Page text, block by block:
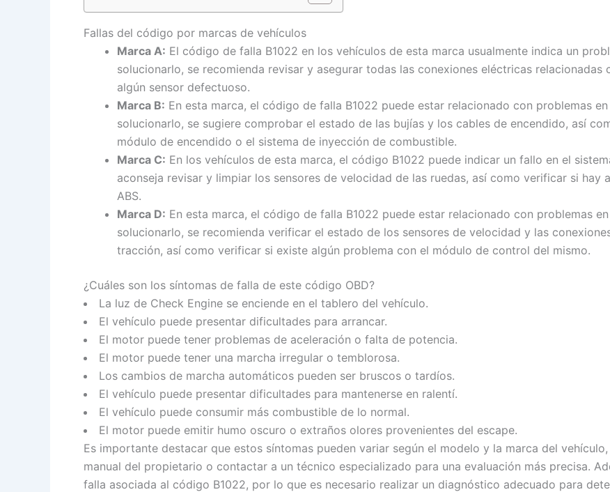
Fallas del código por marcas de vehículos
Marca A: El código de falla B1022 en los vehículos de esta marca usualmente indica un
solucionarlo, se recomienda revisar y asegurar todas las conexiones eléctricas
algún sensor defectuoso.
Marca B: En esta marca, el código de falla B1022 puede estar relacionado con problemas
solucionarlo, se sugiere comprobar el estado de las bujías y los cables de encendido, así
módulo de encendido o el sistema de inyección de combustible.
Marca C: En los vehículos de esta marca, el código B1022 puede indicar un fallo en el
aconseja revisar y limpiar los sensores de velocidad de las ruedas, así como verificar si
ABS.
Marca D: En esta marca, el código de falla B1022 puede estar relacionado con problemas
solucionarlo, se recomienda verificar el estado de los sensores de velocidad y las
tracción, así como verificar si existe algún problema con el módulo de control del mismo.
¿Cuáles son los síntomas de falla de este código OBD?
La luz de Check Engine se enciende en el tablero del vehículo.
El vehículo puede presentar dificultades para arrancar.
El motor puede tener problemas de aceleración o falta de potencia.
El motor puede tener una marcha irregular o temblorosa.
Los cambios de marcha automáticos pueden ser bruscos o tardíos.
El vehículo puede presentar dificultades para mantenerse en ralentí.
El vehículo puede consumir más combustible de lo normal.
El motor puede emitir humo oscuro o extraños olores provenientes del escape.
Es importante destacar que estos síntomas pueden variar según el modelo y la marca del
manual del propietario o contactar a un técnico especializado para una evaluación más precisa.
falla asociada al código B1022, por lo que es necesario realizar un diagnóstico adecuado para